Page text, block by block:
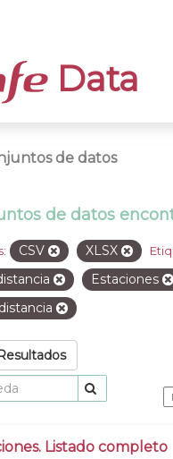
Data
de datos
de datos
CSV XLSX
Estaciones
Listado completo